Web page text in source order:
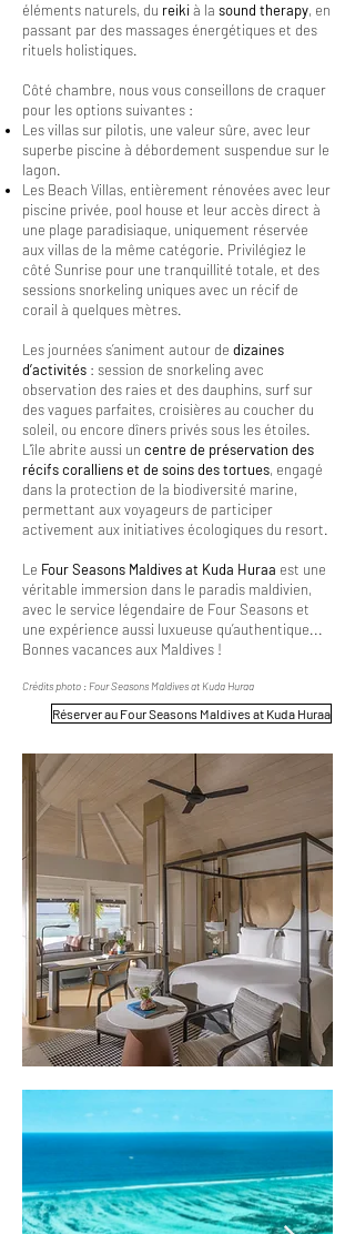
éléments naturels, du reikià la sound therapy, en
passant par des massages énergétiques et des
rituels holistiques.
Côté chambre, nous vous conseillons de craquer
pour les options suivantes :
Les villas sur pilotis, une valeur sûre, avec leur
superbe piscine à débordement suspendue sur le
lagon.
Les Beach Villas, entièrement rénovées avec leur
piscine privée, pool house et leur accès direct à
une plage paradisiaque, uniquement réservée
aux villas de la même catégorie. Privilégiez le
côté Sunrise pour une tranquillité totale, et des
sessions snorkeling uniques avec un récif de
corail à quelques mètres.
Les journées s’animent autour de dizaines
d’activités : session de snorkeling avec
observation des raies et des dauphins, surf sur
des vagues parfaites, croisières au coucher du
soleil, ou encore dîners privés sous les étoiles.
L’île abrite aussi un centre de préservation des
récifs coralliens et de soins des tortues, engagé
dans la protection de la biodiversité marine,
permettant aux voyageurs de participer
activement aux initiatives écologiques du resort.
Le Four Seasons Maldives at Kuda Huraa est une
véritable immersion dans le paradis maldivien,
avec le service légendaire de Four Seasons et
une expérience aussi luxueuse qu’authentique...
Bonnes vacances aux Maldives !
Crédits photo : Four Seasons Maldives at Kuda Huraa
Réserver au Four Seasons Maldives at Kuda Huraa